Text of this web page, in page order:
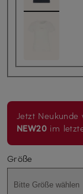
Jetzt Neukunde
NEW20 im
Größe
Bitte Größe wählen